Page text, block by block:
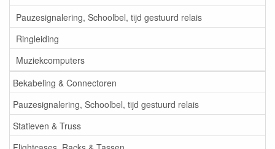
Pauzesignalering, Schoolbel, tijd gestuurd relais
Ringleiding
Muziekcomputers
Bekabeling & Connectoren
Pauzesignalering, Schoolbel, tijd gestuurd relais
Statieven & Truss